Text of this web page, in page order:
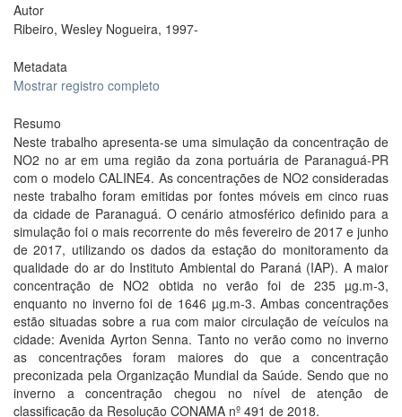
Autor
Ribeiro, Wesley Nogueira, 1997-
Metadata
Mostrar registro completo
Resumo
Neste trabalho apresenta-se uma simulação da concentração de
NO2 no ar em uma região da zona portuária de Paranaguá-PR
com o modelo CALINE4. As concentrações de NO2 consideradas
neste trabalho foram emitidas por fontes móveis em cinco ruas
da cidade de Paranaguá. O cenário atmosférico definido para a
simulação foi o mais recorrente do mês fevereiro de 2017 e junho
de 2017, utilizando os dados da estação do monitoramento da
qualidade do ar do Instituto Ambiental do Paraná (IAP). A maior
concentração de NO2 obtida no verão foi de 235 µg.m-3,
enquanto no inverno foi de 1646 µg.m-3. Ambas concentrações
estão situadas sobre a rua com maior circulação de veículos na
cidade: Avenida Ayrton Senna. Tanto no verão como no inverno
as concentrações foram maiores do que a concentração
preconizada pela Organização Mundial da Saúde. Sendo que no
inverno a concentração chegou no nível de atenção de
classificação da Resolução CONAMA nº 491 de 2018.